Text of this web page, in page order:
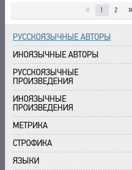
« 1 2 »
РУССКОЯЗЫЧНЫЕ АВТОРЫ
ИНОЯЗЫЧНЫЕ АВТОРЫ
РУССКОЯЗЫЧНЫЕ
ПРОИЗВЕДЕНИЯ
ИНОЯЗЫЧНЫЕ
ПРОИЗВЕДЕНИЯ
МЕТРИКА
СТРОФИКА
ЯЗЫКИ